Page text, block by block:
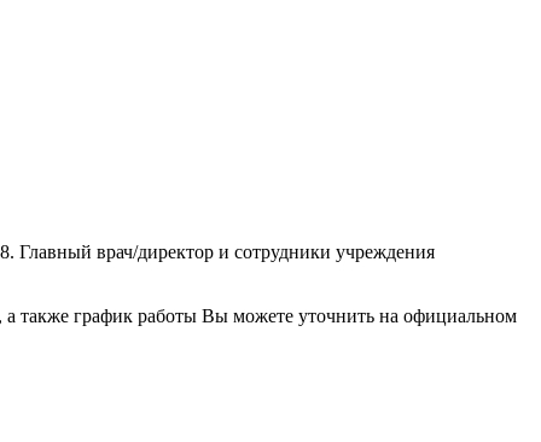
врач/директор и сотрудники учреждения
также график работы Вы можете уточнить на официальном